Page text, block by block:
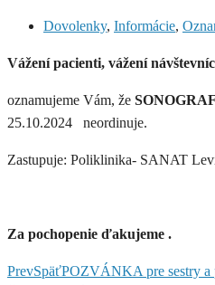
Dovolenky, Informácie,
Vážení pacienti, vážení
oznamujeme Vám, že
25.10.2024 neordinuje.
Zastupuje: Poliklinika- SANAT
Za pochopenie ďakujeme .
PrevSpäťPOZVÁNKA pre sestry a